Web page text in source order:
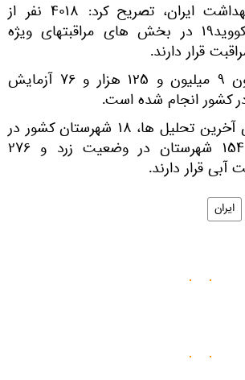
سخنگوی وزارت بهداشت ایران، تصریح کرد: ۴۰۱۸ نفر از
بیماران مبتلا به کووید۱۹ در بخش های مراقبتهای ویژه
قرار دارند.
به گفته وی تا کنون ۹ میلیون و ۱۲۵ هزار و ۷۶ آزمایش
وی افزود: بر اساس آخرین تحلیل ها، ۱۸ شهرستان کشور در
وضعیت نارنجی، ۱۵۴ شهرستان در وضعیت زرد و ۲۷۶
قرار دارند.
ایران